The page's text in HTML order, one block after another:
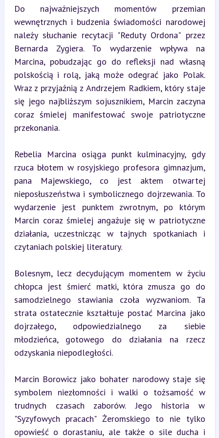
Do najważniejszych momentów przemian
wewnętrznych i budzenia świadomości narodowej
należy słuchanie recytacji "Reduty Ordona" przez
Bernarda Zygiera. To wydarzenie wpływa na
Marcina, pobudzając go do refleksji nad własną
polskością i rolą, jaką może odegrać jako Polak.
Wraz z przyjaźnią z Andrzejem Radkiem, który staje
się jego najbliższym sojusznikiem, Marcin zaczyna
coraz śmielej manifestować swoje patriotyczne
przekonania.
Rebelia Marcina osiąga punkt kulminacyjny, gdy
rzuca błotem w rosyjskiego profesora gimnazjum,
pana Majewskiego, co jest aktem otwartej
nieposłuszeństwa i symbolicznego dojrzewania. To
wydarzenie jest punktem zwrotnym, po którym
Marcin coraz śmielej angażuje się w patriotyczne
działania, uczestnicząc w tajnych spotkaniach i
czytaniach polskiej literatury.
Bolesnym, lecz decydującym momentem w życiu
chłopca jest śmierć matki, która zmusza go do
samodzielnego stawiania czoła wyzwaniom. Ta
strata ostatecznie kształtuje postać Marcina jako
dojrzałego, odpowiedzialnego za siebie
młodzieńca, gotowego do działania na rzecz
odzyskania niepodległości.
Marcin Borowicz jako bohater narodowy staje się
symbolem niezłomności i walki o tożsamość w
trudnych czasach zaborów. Jego historia w
"Syzyfowych pracach" Żeromskiego to nie tylko
opowieść o dorastaniu, ale także o sile ducha i